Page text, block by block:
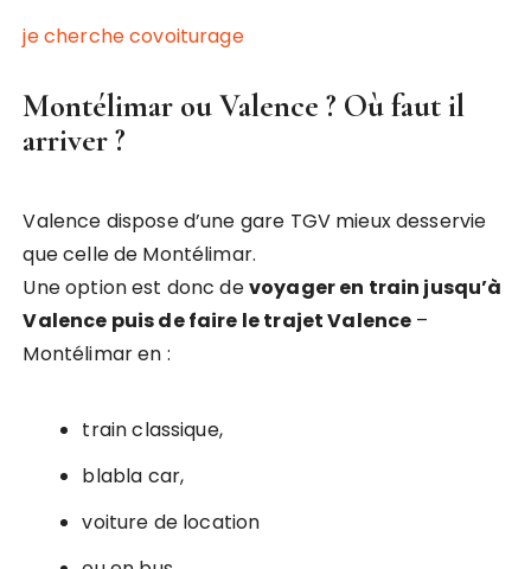
je cherche covoiturage
Montélimar ou Valence ? Où faut il
arriver ?
Valence dispose d’une gare TGV mieux desservie
que celle de Montélimar.
Une option est donc devoyager en train jusqu’à
Valence puis de faire le trajet Valence –
Montélimar en :
train classique,
blabla car,
voiture de location